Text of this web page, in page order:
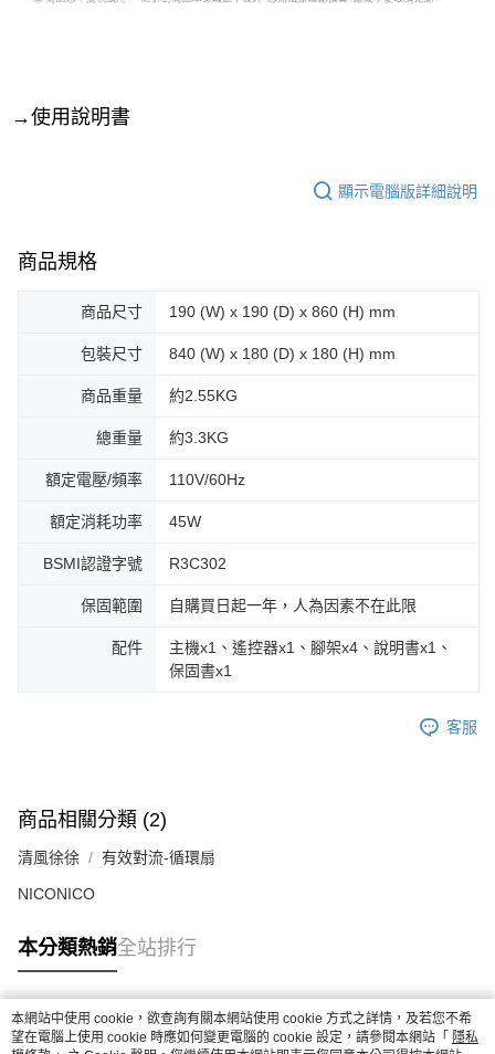
→使用說明書
顯示電腦版詳細說明
商品規格
商品尺寸 190 (W) x 190 (D) x 860 (H) mm
包裝尺寸 840 (W) x 180 (D) x 180 (H) mm
商品重量 約2.55KG
總重量 約3.3KG
額定電壓/頻率 110V/60Hz
額定消耗功率 45W
BSMI認證字號 R3C302
保固範圍 自購買日起一年，人為因素不在此限
配件
主機x1、遙控器x1、腳架x4、說明書x1、
保固書x1
客服
商品相關分類 (2)
清風徐徐 有效對流-循環扇
NICONICO
本分類熱銷全站排行
熱門標籤
本網站中使用 cookie，欲查詢有關本網站使用 cookie 方式之詳情，及若您不希
望在電腦上使用 cookie 時應如何變更電腦的 cookie 設定，請參閱本網站「 隱私